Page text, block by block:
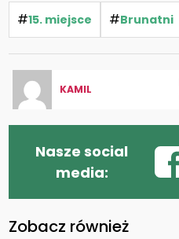
#15. miejsce #Brunatni
KAMIL
Nasze social
media:
Zobacz również